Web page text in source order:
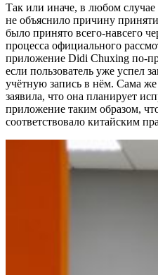
Так или иначе, в любом случае
не объяснило причину
было принято всего-навсего
процесса официального
приложение Didi Chuxing по-
если пользователь уже успел
учётную запись в нём. Сама
заявила, что она планирует
приложение таким образом,
соответствовало китайским